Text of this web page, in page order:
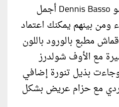
قدمت علامة دينيس باسو Dennis Basso أجمل
ومن بينهم يمكنك اعتماد
مطبع بالورود باللون
مع الأوف شولدرز
وجاءت بذيل تنورة إضافي
مع حزام عريض بشكل